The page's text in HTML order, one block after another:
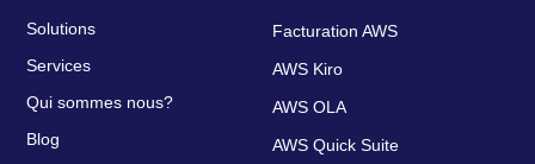
Solutions
Services
Qui sommes nous?
Blog
Facturation AWS
AWS Kiro
AWS OLA
AWS Quick Suite